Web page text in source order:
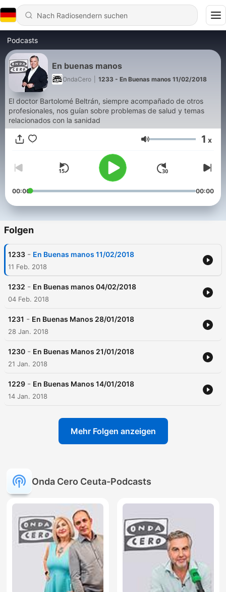
Podcasts
En buenas manos
OndaCero 1233 - En Buenas manos 11/02/2018
El doctor Bartolomé Beltrán, siempre acompañado de otros
profesionales, nos guían sobre problemas de salud y temas
relacionados con la sanidad
Lautstärke 1 x
00:00 00:00
Folgen
1233 - En Buenas manos 11/02/2018
11 Feb. 2018
1232 - En Buenas manos 04/02/2018
04 Feb. 2018
1231 - En Buenas Manos 28/01/2018
28 Jan. 2018
1230 - En Buenas Manos 21/01/2018
21 Jan. 2018
1229 - En Buenas Manos 14/01/2018
14 Jan. 2018
Mehr Folgen anzeigen
Onda Cero Ceuta-Podcasts